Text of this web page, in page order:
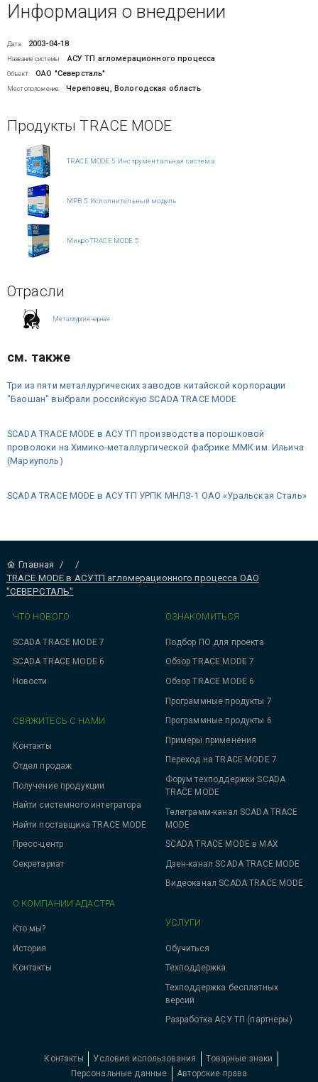
Информация о внедрении
Дата: 2003-04-18
Название системы: АСУ ТП агломерационного процесса
Объект: ОАО "Северсталь"
Местоположение: Череповец, Вологодская область
Продукты TRACE MODE
TRACE MODE 5. Инструментальная система
МРВ 5. Исполнительный модуль
Микро TRACE MODE 5
Отрасли
Металлургия черная
см. также
Три из пяти металлургических заводов китайской корпорации
"Баошан" выбрали российскую SCADA TRACE MODE
SCADA TRACE MODE в АСУ ТП производства порошковой
проволоки на Химико-металлургической фабрике ММК им. Ильича
(Мариуполь)
SCADA TRACE MODE в АСУ ТП УРПК МНЛЗ-1 ОАО «Уральская Сталь»
Главная /
/
TRACE MODE в АСУТП агломерационного процесса ОАО
"СЕВЕРСТАЛЬ"
ЧТО НОВОГО
SCADA TRACE MODE 7
SCADA TRACE MODE 6
Новости
ОЗНАКОМИТЬСЯ
Подбор ПО для проекта
Обзор TRACE MODE 7
Обзор TRACE MODE 6
Программные продукты 7
Программные продукты 6
Примеры применения
Переход на TRACE MODE 7
Форум техподдержки SCADA
TRACE MODE
Телеграмм-канал SCADA TRACE
MODE
SCADA TRACE MODE в MAX
Дзен-канал SCADA TRACE MODE
Видеоканал SCADA TRACE MODE
УСЛУГИ
Обучиться
Техподдержка
Техподдержка бесплатных
версий
Разработка АСУ ТП (партнеры)
СВЯЖИТЕСЬ С НАМИ
Контакты
Отдел продаж
Получение продукции
Найти системного интегратора
Найти поставщика TRACE MODE
Пресс-центр
Секретариат
О КОМПАНИИ АДАСТРА
Кто мы?
История
Контакты
Контакты Условия использования
Товарные знаки
Персональные данные
Авторские права